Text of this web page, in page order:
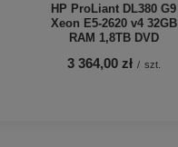
HP ProLiant DL380 G9
Xeon E5-2620 v4 32GB
RAM 1,8TB DVD
3 364,00 zł / szt.